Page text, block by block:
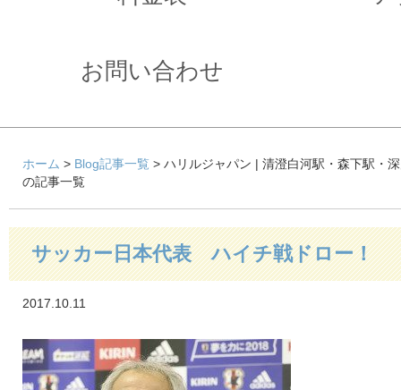
お問い合わせ
ホーム > Blog記事一覧 > ハリルジャパン | 清澄白河駅・森下駅・
の記事一覧
サッカー日本代表 ハイチ戦ドロー！
2017.10.11